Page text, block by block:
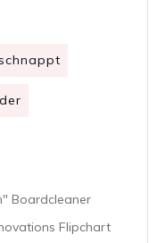
Boardcleaner
Flipchart